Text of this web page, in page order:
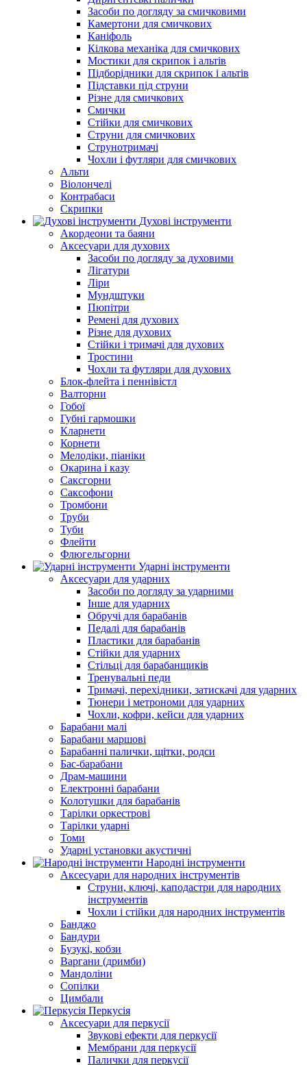
Засоби по догляду за смичковими
Камертони для смичкових
Каніфоль
Кілкова механіка для смичкових
Мостики для скрипок і альтів
Підборiдники для скрипок і альтів
Підставки під струни
Різне для смичкових
Смички
Стійки для смичкових
Струни для смичкових
Струнотримачі
Чохли і футляри для смичкових
Альти
Віолончелі
Контрабаси
Скрипки
Духові інструменти
Акордеони та баяни
Аксесуари для духових
Засоби по догляду за духовими
Лігатури
Ліри
Мундштуки
Пюпітри
Ремені для духових
Різне для духових
Стійки і тримачі для духових
Тростини
Чохли та футляри для духових
Блок-флейта і пеннівістл
Валторни
Гобої
Губні гармошки
Кларнети
Корнети
Мелодіки, піаніки
Окарина і казу
Саксгорни
Саксофони
Тромбони
Труби
Туби
Флейти
Флюгельгорни
Ударні інструменти
Аксесуари для ударних
Засоби по догляду за ударними
Інше для ударних
Обручі для барабанів
Педалі для барабанів
Пластики для барабанів
Стійки для ударних
Стільці для барабанщиків
Тренувальні педи
Тримачі, перехідники, затискачі для ударних
Тюнери і метрономи для ударних
Чохли, кофри, кейси для ударних
Барабани малі
Барабани маршові
Барабанні палички, щітки, родси
Бас-барабани
Драм-машини
Електронні барабани
Колотушки для барабанів
Тарілки оркестрові
Тарілки ударні
Томи
Ударні установки акустичні
Народні інструменти
Аксесуари для народних інструментів
Струни, ключі, каподастри для народних
інструментів
Чохли і стійки для народних інструментів
Банджо
Бандури
Бузукі, кобзи
Варгани (дримби)
Мандоліни
Сопілки
Цимбали
Перкусія
Аксесуари для перкусії
Звукові ефекти для перкусії
Мембрани для перкусії
Палички для перкусії